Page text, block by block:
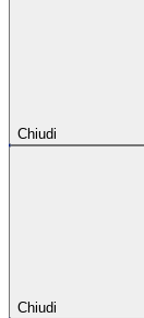
Chiudi
Chiudi